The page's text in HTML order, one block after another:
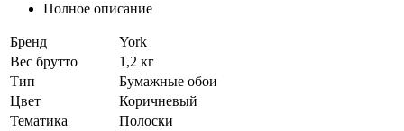
Полное описание
Бренд
York
Вес брутто
1,2 кг
Тип
Бумажные обои
Цвет
Коричневый
Тематика
Полоски